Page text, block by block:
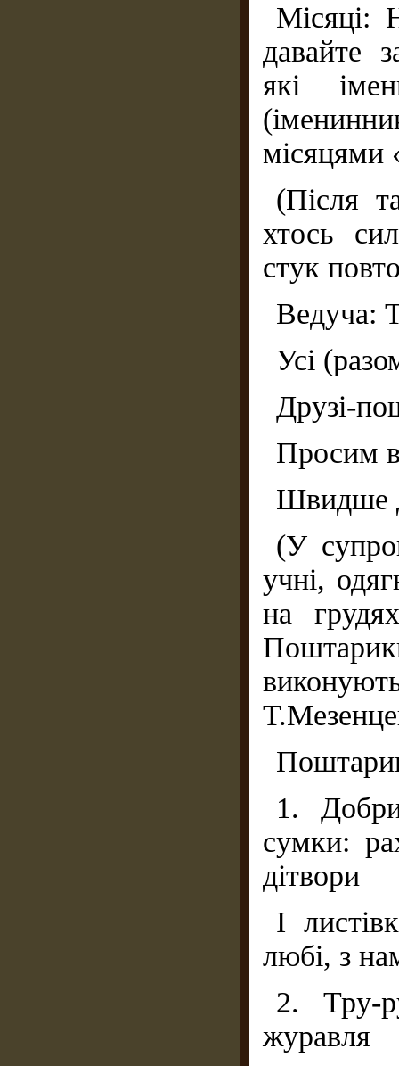
Місяці:
давайте
які
місяцями
(Після
хтось
стук
Ведуча:
Усі
Друзі-
Просим
Швидше
(У
учні,
на
1.
сумки:
дітвори
І
любі, з
2. Тру-
журавля